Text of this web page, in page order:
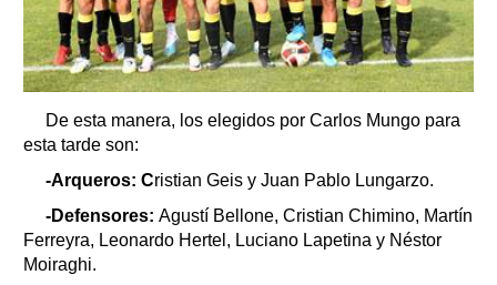
De esta manera, los elegidos por Carlos Mungo para
esta tarde son:
-Arqueros: Cristian Geis y Juan Pablo Lungarzo.
-Defensores: Agustí Bellone, Cristian Chimino, Martín
Ferreyra, Leonardo Hertel, Luciano Lapetina y Néstor
Moiraghi.